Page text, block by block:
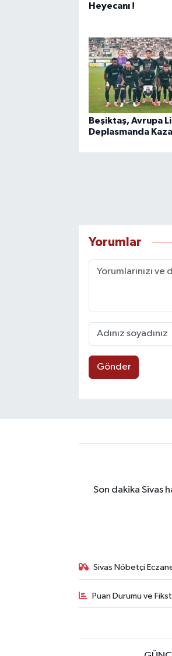
Heyecanı !
Beşiktaş, Avrupa
Deplasmanda
Yorumlar
Gönder
Son dakika Sivas
Sivas Nöbetçi
Puan Durumu ve